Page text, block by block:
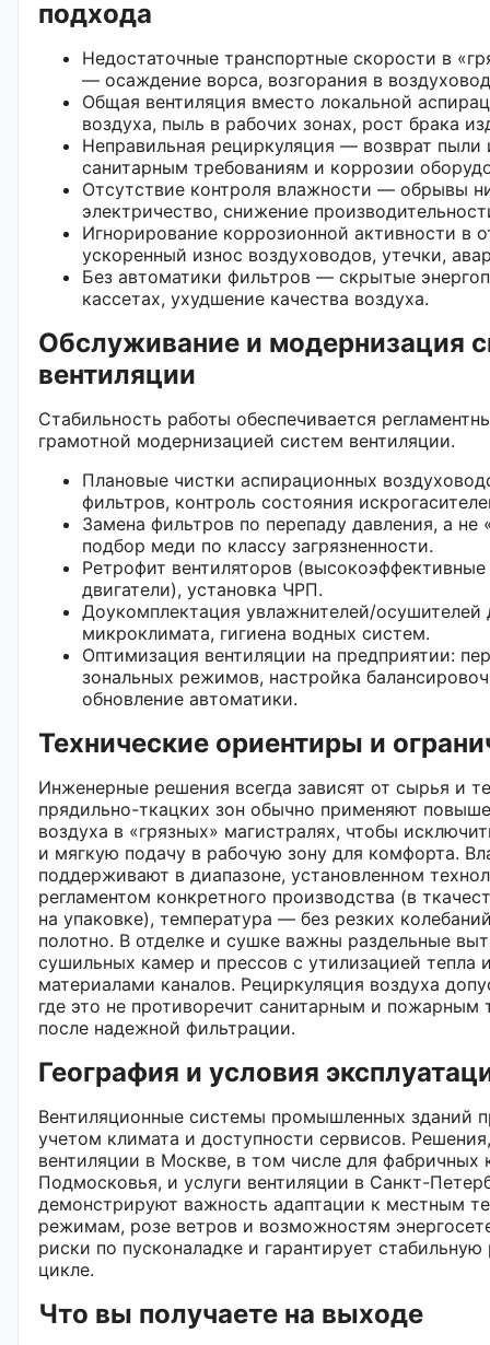
подхода
Недостаточные транспортные скорости в
— осаждение ворса, возгорания в
Общая вентиляция вместо локальной
воздуха, пыль в рабочих зонах, рост брака
Неправильная рециркуляция — возврат пыли
санитарным требованиям и коррозии
Отсутствие контроля влажности — обрывы
электричество, снижение
Игнорирование коррозионной активности в
ускоренный износ воздуховодов, утечки,
Без автоматики фильтров — скрытые
кассетах, ухудшение качества воздуха.
Обслуживание и модернизация
вентиляции
Стабильность работы обеспечивается
грамотной модернизацией систем вентиляции.
Плановые чистки аспирационных
фильтров, контроль состояния
Замена фильтров по перепаду давления, а не
подбор меди по классу загрязненности.
Ретрофит вентиляторов (высокоэффективные
двигатели), установка ЧРП.
Доукомплектация увлажнителей/осушителей
микроклимата, гигиена водных систем.
Оптимизация вентиляции на предприятии:
зональных режимов, настройка
обновление автоматики.
Технические ориентиры и
Инженерные решения всегда зависят от сырья и
прядильно-ткацких зон обычно применяют
воздуха в «грязных» магистралях, чтобы
и мягкую подачу в рабочую зону для комфорта.
поддерживают в диапазоне, установленном
регламентом конкретного производства (в
на упаковке), температура — без резких
полотно. В отделке и сушке важны раздельные
сушильных камер и прессов с утилизацией тепла
материалами каналов. Рециркуляция воздуха
где это не противоречит санитарным и пожарным
после надежной фильтрации.
География и условия
Вентиляционные системы промышленных зданий
учетом климата и доступности сервисов.
вентиляции в Москве, в том числе для фабричных
Подмосковья, и услуги вентиляции в Санкт-
демонстрируют важность адаптации к местным
режимам, розе ветров и возможностям
риски по пусконаладке и гарантирует
цикле.
Что вы получаете на выходе